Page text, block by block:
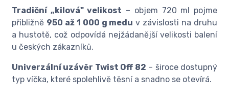
Tradiční „kilová" velikost – objem 720 ml pojme
přibližně 950 až 1 000 g medu v závislosti na druhu
a hustotě, což odpovídá nejžádanější velikosti balení
u českých zákazníků.
Univerzální uzávěr Twist Off 82 – široce dostupný
typ víčka, které spolehlivě těsní a snadno se otevírá.